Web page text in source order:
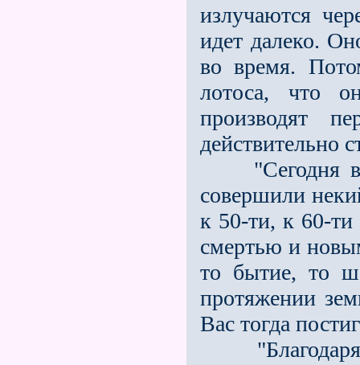
излучаются
идет далеко.
во время.
лотоса, что
производят
действительно
"Сегодня вы,
совершили
к 50-ти, к 60-ти
смертью и
то бытие, то
протяжении
Вас тогда
"Благодаря